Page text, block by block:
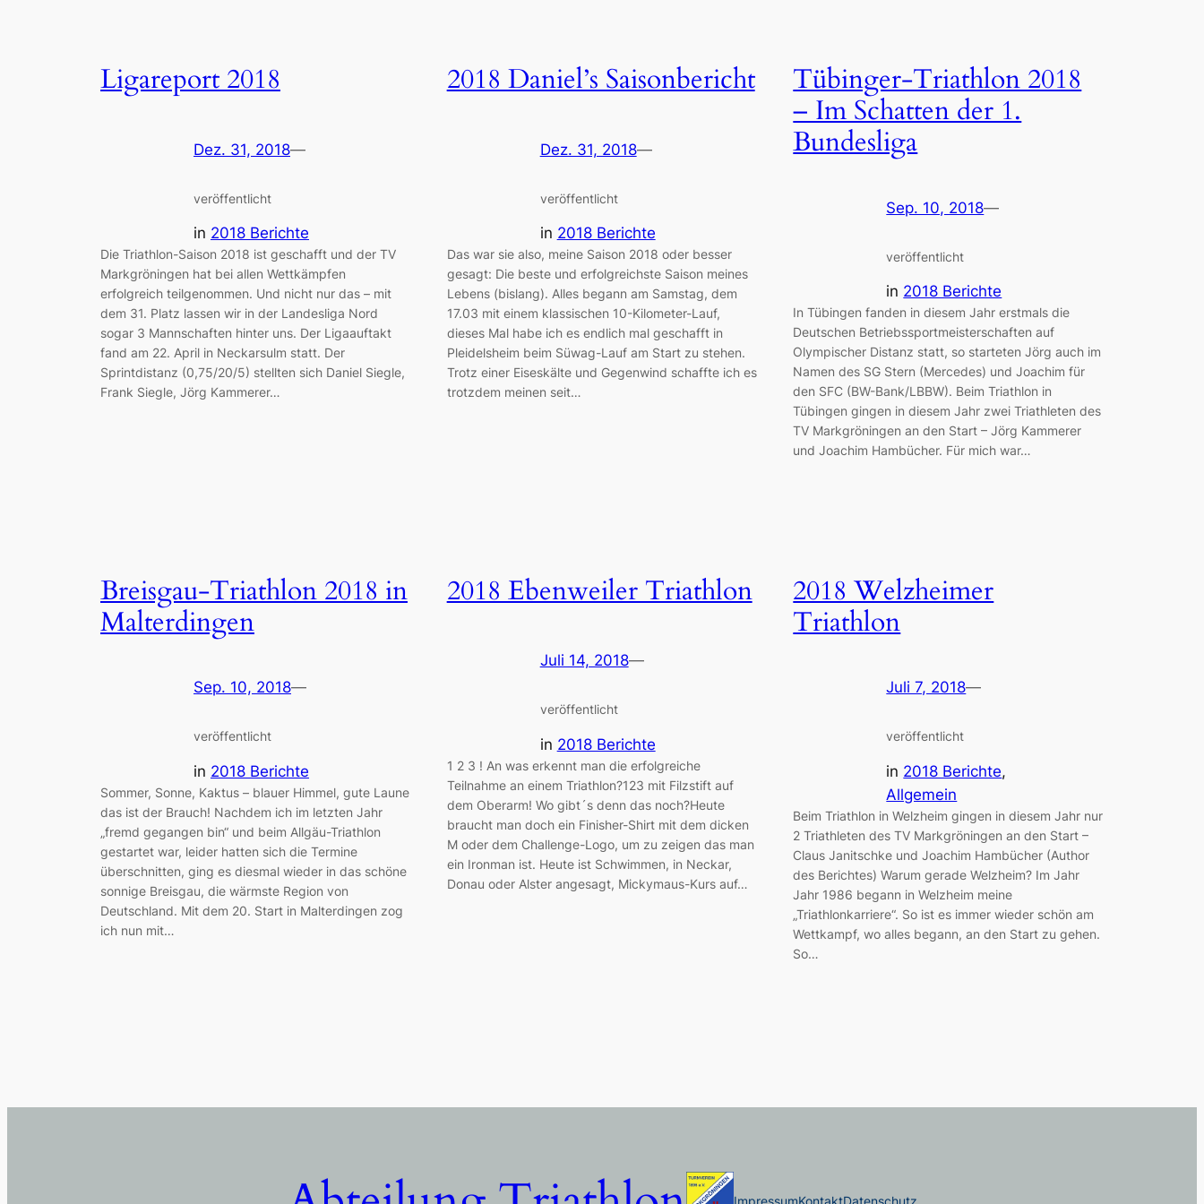
Ligareport 2018
Dez. 31, 2018—
veröffentlicht
in 2018 Berichte
Die Triathlon-Saison 2018 ist geschafft und der TV
Markgröningen hat bei allen Wettkämpfen
erfolgreich teilgenommen. Und nicht nur das – mit
dem 31. Platz lassen wir in der Landesliga Nord
sogar 3 Mannschaften hinter uns. Der Ligaauftakt
fand am 22. April in Neckarsulm statt. Der
Sprintdistanz (0,75/20/5) stellten sich Daniel Siegle,
Frank Siegle, Jörg Kammerer…
2018 Daniel’s Saisonbericht
Dez. 31, 2018—
veröffentlicht
in 2018 Berichte
Das war sie also, meine Saison 2018 oder besser
gesagt: Die beste und erfolgreichste Saison meines
Lebens (bislang). Alles begann am Samstag, dem
17.03 mit einem klassischen 10-Kilometer-Lauf,
dieses Mal habe ich es endlich mal geschafft in
Pleidelsheim beim Süwag-Lauf am Start zu stehen.
Trotz einer Eiseskälte und Gegenwind schaffte ich es
trotzdem meinen seit…
Tübinger-Triathlon 2018
– Im Schatten der 1.
Bundesliga
Sep. 10, 2018—
veröffentlicht
in 2018 Berichte
In Tübingen fanden in diesem Jahr erstmals die
Deutschen Betriebssportmeisterschaften auf
Olympischer Distanz statt, so starteten Jörg auch im
Namen des SG Stern (Mercedes) und Joachim für
den SFC (BW-Bank/LBBW). Beim Triathlon in
Tübingen gingen in diesem Jahr zwei Triathleten des
TV Markgröningen an den Start – Jörg Kammerer
und Joachim Hambücher. Für mich war…
Breisgau-Triathlon 2018 in
Malterdingen
Sep. 10, 2018—
veröffentlicht
in 2018 Berichte
Sommer, Sonne, Kaktus – blauer Himmel, gute Laune
das ist der Brauch! Nachdem ich im letzten Jahr
„fremd gegangen bin“ und beim Allgäu-Triathlon
gestartet war, leider hatten sich die Termine
überschnitten, ging es diesmal wieder in das schöne
sonnige Breisgau, die wärmste Region von
Deutschland. Mit dem 20. Start in Malterdingen zog
ich nun mit…
2018 Ebenweiler Triathlon
Juli 14, 2018—
veröffentlicht
in 2018 Berichte
1 2 3 ! An was erkennt man die erfolgreiche
Teilnahme an einem Triathlon?123 mit Filzstift auf
dem Oberarm! Wo gibt´s denn das noch?Heute
braucht man doch ein Finisher-Shirt mit dem dicken
M oder dem Challenge-Logo, um zu zeigen das man
ein Ironman ist. Heute ist Schwimmen, in Neckar,
Donau oder Alster angesagt, Mickymaus-Kurs auf…
2018 Welzheimer
Triathlon
Juli 7, 2018—
veröffentlicht
in 2018 Berichte
Allgemein
Beim Triathlon in Welzheim gingen in diesem Jahr nur
2 Triathleten des TV Markgröningen an den Start –
Claus Janitschke und Joachim Hambücher (Author
des Berichtes) Warum gerade Welzheim? Im Jahr
Jahr 1986 begann in Welzheim meine
„Triathlonkarriere“. So ist es immer wieder schön am
Wettkampf, wo alles begann, an den Start zu gehen.
So…